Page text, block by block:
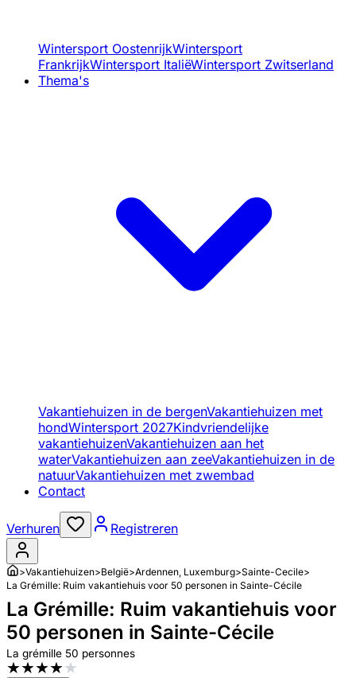
Wintersport OostenrijkWintersport
FrankrijkWintersport ItaliëWintersport Zwitserland
Thema's
Vakantiehuizen in de bergenVakantiehuizen met
hondWintersport 2027Kindvriendelijke
vakantiehuizenVakantiehuizen aan het
waterVakantiehuizen aan zeeVakantiehuizen in de
natuurVakantiehuizen met zwembad
Contact
Verhuren Registreren
>Vakantiehuizen>België>Ardennen, Luxemburg>Sainte-Cecile>
La Grémille: Ruim vakantiehuis voor 50 personen in Sainte-Cécile
La Grémille: Ruim vakantiehuis voor
50 personen in Sainte-Cécile
La grémille 50 personnes
★★★★★